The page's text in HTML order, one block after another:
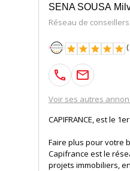
SENA SOUSA
Réseau de
(
Voir ses autres
CAPIFRANCE, est le
Faire plus pour votre
Capifrance est le
projets immobiliers,